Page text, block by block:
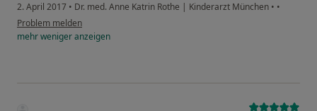
2. April 2017 • Dr. med. Anne Katrin Rothe | Kinderarzt München • •
Problem melden
mehrwenigeranzeigen